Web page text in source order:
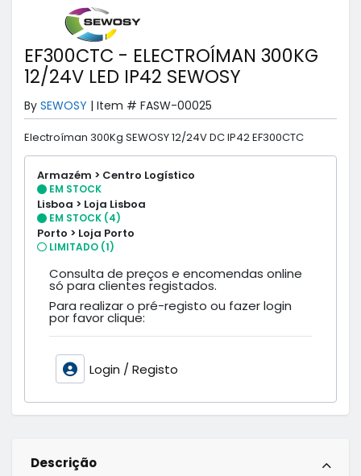
EF300CTC - ELECTROÍMAN 300KG
12/24V LED IP42 SEWOSY
By SEWOSY | Item # FASW-00025
Electroíman 300Kg SEWOSY 12/24V DC IP42 EF300CTC
Armazém > Centro Logístico
EM STOCK
Lisboa > Loja Lisboa
EM STOCK (4)
Porto > Loja Porto
LIMITADO (1)
Consulta de preços e encomendas online
só para clientes registados.
Para realizar o pré-registo ou fazer login
por favor clique:
Login / Registo
Descrição